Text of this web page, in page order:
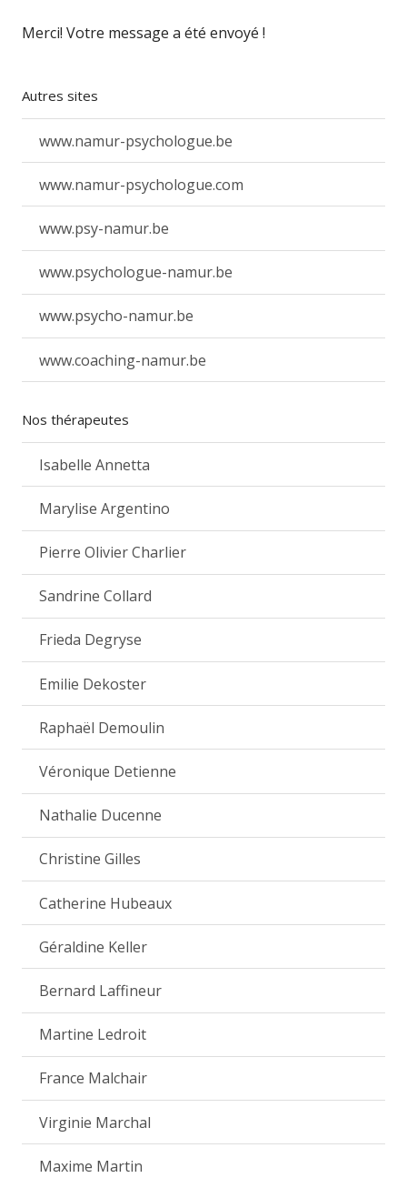
Merci! Votre message a été envoyé !
Autres sites
www.namur-psychologue.be
www.namur-psychologue.com
www.psy-namur.be
www.psychologue-namur.be
www.psycho-namur.be
www.coaching-namur.be
Nos thérapeutes
Isabelle Annetta
Marylise Argentino
Pierre Olivier Charlier
Sandrine Collard
Frieda Degryse
Emilie Dekoster
Raphaël Demoulin
Véronique Detienne
Nathalie Ducenne
Christine Gilles
Catherine Hubeaux
Géraldine Keller
Bernard Laffineur
Martine Ledroit
France Malchair
Virginie Marchal
Maxime Martin